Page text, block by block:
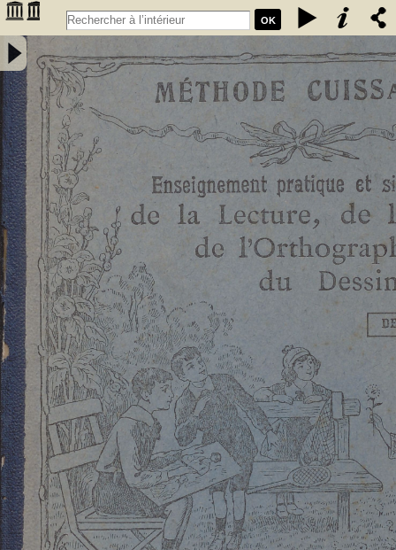
OK
Enseignement pratique et simultané de la lecture de l'écriture, de
l'orthographe et du dessin. Deuxième livret, Etude des sons et des
articulations composés : méthode rationnelle préparant les enfants à
la lecture expressive et à l'intelligence de la langue : contenant 76
vignettes et des notions élémentaires de dessin / par E. Cuissart,... ;
d'après la méthode de M. Lacabe,.... - [nouv. éd.] - Cuissart, Eugène
(1835-1896). Auteur